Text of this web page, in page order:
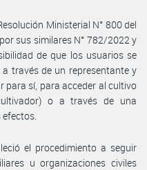
Ministerial N° 800 del
sus similares N° 782/2022 y
de que los usuarios se
a través de un representante y
sí, para acceder al cultivo
o a través de una
el procedimiento a seguir
u organizaciones civiles